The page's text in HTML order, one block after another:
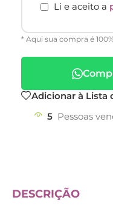
Li e aceito a
* Aqui sua compra é
Adicionar à Lista
5 Pessoas
DESCRIÇÃO